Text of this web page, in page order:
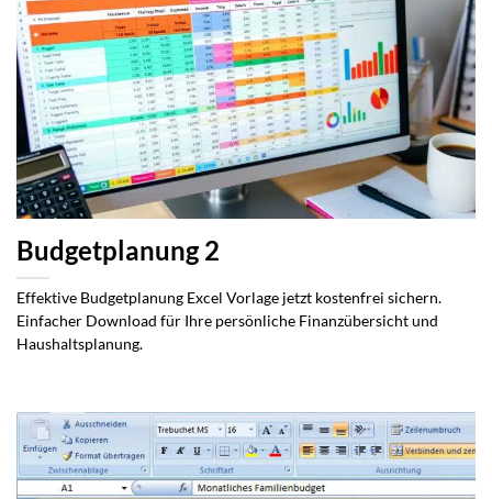
Budgetplanung 2
Effektive Budgetplanung Excel Vorlage jetzt kostenfrei sichern.
Einfacher Download für Ihre persönliche Finanzübersicht und
Haushaltsplanung.